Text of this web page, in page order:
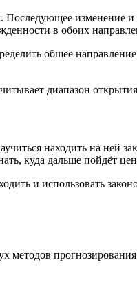
изменение
в обоих
общее
диапазон открытия
находить на ней
куда дальше пойдёт
и использовать
методов